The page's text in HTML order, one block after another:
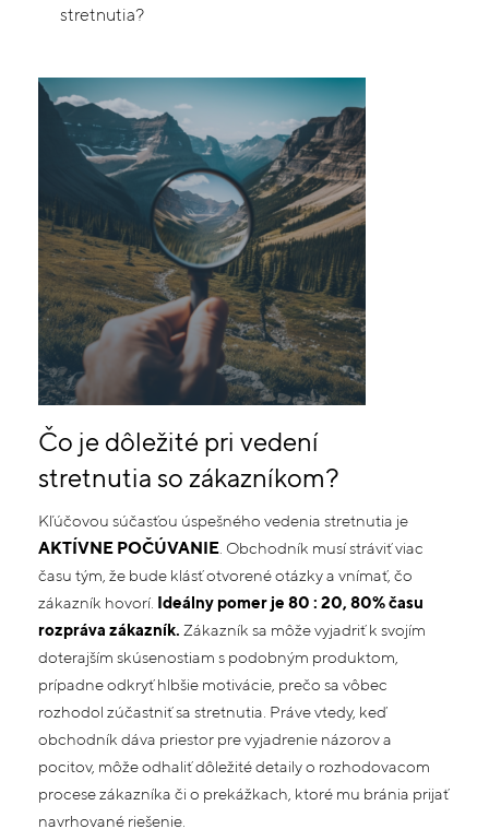
stretnutia?
Čo je dôležité pri vedení
stretnutia so zákazníkom?
Kľúčovou súčasťou úspešného vedenia stretnutia je
AKTÍVNE POČÚVANIE . Obchodník musí stráviť viac
času tým, že bude klásť otvorené otázky a vnímať, čo
zákazník hovorí. Ideálny pomer je 80 : 20, 80% času
rozpráva zákazník. Zákazník sa môže vyjadriť k svojím
doterajším skúsenostiam s podobným produktom,
prípadne odkryť hlbšie motivácie, prečo sa vôbec
rozhodol zúčastniť sa stretnutia. Práve vtedy, keď
obchodník dáva priestor pre vyjadrenie názorov a
pocitov, môže odhaliť dôležité detaily o rozhodovacom
procese zákazníka či o prekážkach, ktoré mu bránia prijať
navrhované riešenie.